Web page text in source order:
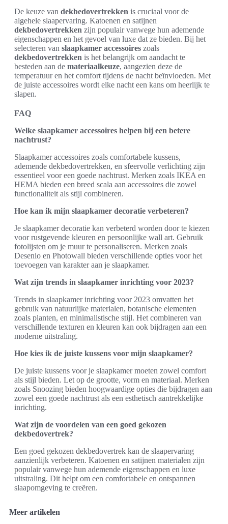
De keuze van dekbedovertrekken is cruciaal voor de
algehele slaapervaring. Katoenen en satijnen
dekbedovertrekken zijn populair vanwege hun ademende
eigenschappen en het gevoel van luxe dat ze bieden. Bij het
selecteren van slaapkamer accessoires zoals
dekbedovertrekken is het belangrijk om aandacht te
besteden aan de materiaalkeuze, aangezien deze de
temperatuur en het comfort tijdens de nacht beïnvloeden. Met
de juiste accessoires wordt elke nacht een kans om heerlijk te
slapen.
FAQ
Welke slaapkamer accessoires helpen bij een betere
nachtrust?
Slaapkamer accessoires zoals comfortabele kussens,
ademende dekbedovertrekken, en sfeervolle verlichting zijn
essentieel voor een goede nachtrust. Merken zoals IKEA en
HEMA bieden een breed scala aan accessoires die zowel
functionaliteit als stijl combineren.
Hoe kan ik mijn slaapkamer decoratie verbeteren?
Je slaapkamer decoratie kan verbeterd worden door te kiezen
voor rustgevende kleuren en persoonlijke wall art. Gebruik
fotolijsten om je muur te personaliseren. Merken zoals
Desenio en Photowall bieden verschillende opties voor het
toevoegen van karakter aan je slaapkamer.
Wat zijn trends in slaapkamer inrichting voor 2023?
Trends in slaapkamer inrichting voor 2023 omvatten het
gebruik van natuurlijke materialen, botanische elementen
zoals planten, en minimalistische stijl. Het combineren van
verschillende texturen en kleuren kan ook bijdragen aan een
moderne uitstraling.
Hoe kies ik de juiste kussens voor mijn slaapkamer?
De juiste kussens voor je slaapkamer moeten zowel comfort
als stijl bieden. Let op de grootte, vorm en materiaal. Merken
zoals Snoozing bieden hoogwaardige opties die bijdragen aan
zowel een goede nachtrust als een esthetisch aantrekkelijke
inrichting.
Wat zijn de voordelen van een goed gekozen
dekbedovertrek?
Een goed gekozen dekbedovertrek kan de slaapervaring
aanzienlijk verbeteren. Katoenen en satijnen materialen zijn
populair vanwege hun ademende eigenschappen en luxe
uitstraling. Dit helpt om een comfortabele en ontspannen
slaapomgeving te creëren.
Meer artikelen